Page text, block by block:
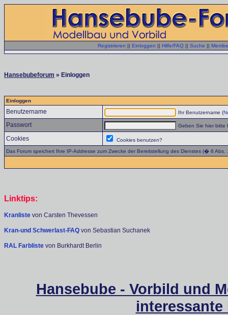
Registrieren || Einloggen || Hilfe/FAQ || Suche ||
Hansebubeforum » Einloggen
Einloggen
Benutzername Ihr Benutzername (
Passwort Geben Sie hier bitte
Cookies
Cookies benutzen?
Das Forum speichert Ihre IP-Addresse zum Zwecke der Bereitstellung des Dienstes (� 6
Linktips:
Kranliste von Carsten Thevessen
Kran-und Schwerlast-FAQ von Sebastian Suchanek
RAL Farbliste von Burkhardt Berlin
Hansebube - Vorbild und